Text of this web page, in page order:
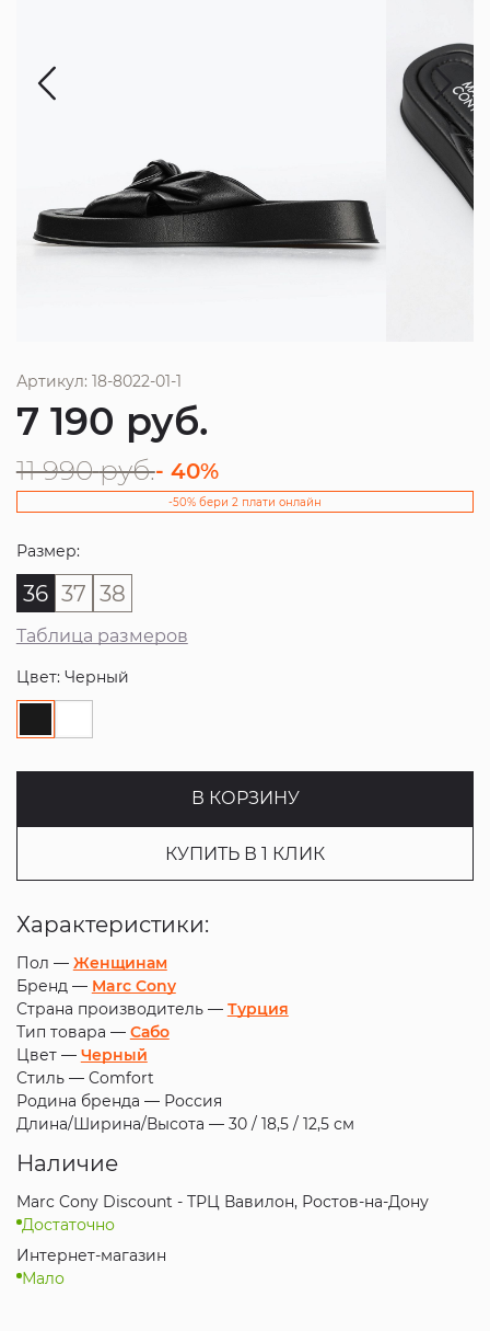
Артикул: 18-8022-01-1
7 190 руб.
11 990 руб.- 40%
-50% бери 2 плати онлайн
Размер:
36 37 38
Таблица размеров
Цвет: Черный
В КОРЗИНУ
КУПИТЬ В 1 КЛИК
Характеристики:
Пол — Женщинам
Бренд — Marc Cony
Страна производитель — Турция
Тип товара — Сабо
Цвет — Черный
Стиль — Comfort
Родина бренда — Россия
Длина/Ширина/Высота — 30 / 18,5 / 12,5 см
Наличие
Marc Cony Discount - ТРЦ Вавилон, Ростов-на-Дону
Достаточно
Интернет-магазин
Мало